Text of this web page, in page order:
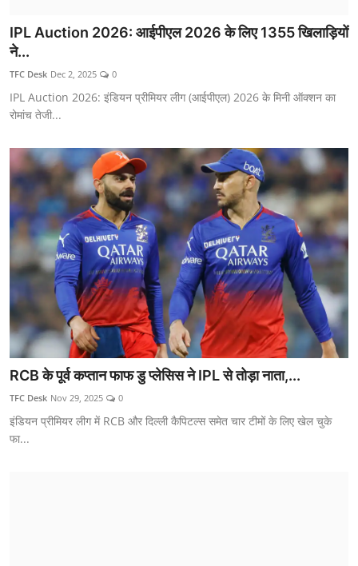
IPL Auction 2026: आईपीएल 2026 के लिए 1355 खिलाड़ियों
ने...
TFC Desk Dec 2, 2025 0
IPL Auction 2026: इंडियन प्रीमियर लीग (आईपीएल) 2026 के मिनी ऑक्शन का
रोमांच तेजी...
RCB के पूर्व कप्तान फाफ डु प्लेसिस ने IPL से तोड़ा नाता,...
TFC Desk Nov 29, 2025 0
इंडियन प्रीमियर लीग में RCB और दिल्ली कैपिटल्स समेत चार टीमों के लिए खेल चुके
फा...